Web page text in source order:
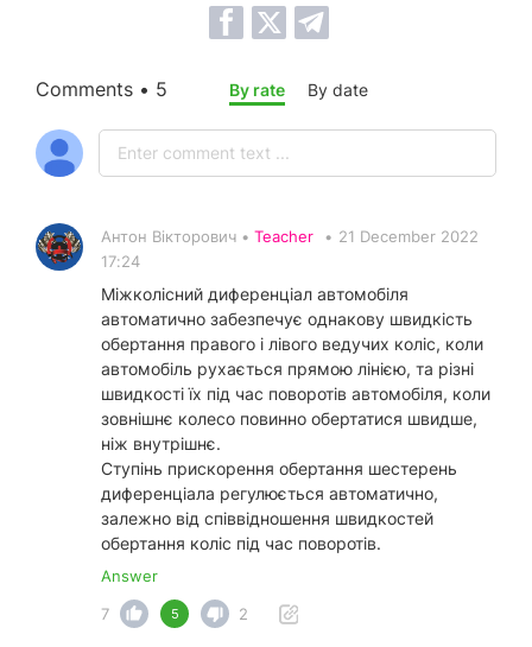
Comments • 5 By rate By date
Антон Вікторович • Teacher • 21 December 2022
17:24
Міжколісний диференціал автомобіля
автоматично забезпечує однакову швидкість
обертання правого і лівого ведучих коліс, коли
автомобіль рухається прямою лінією, та різні
швидкості їх під час поворотів автомобіля, коли
зовнішнє колесо повинно обертатися швидше,
ніж внутрішнє.
Ступінь прискорення обертання шестерень
диференціала регулюється автоматично,
залежно від співвідношення швидкостей
обертання коліс під час поворотів.
Answer
7
5 2